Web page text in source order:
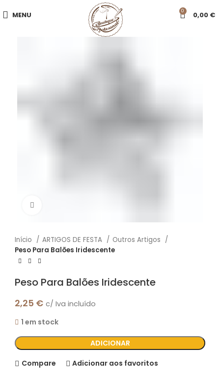
MENU 0 0,00 €
Início ARTIGOS DE FESTA
Outros Artigos
Peso Para Balões Iridescente
Peso Para Balões Iridescente
2,25 € c/ Iva incluído
1 em stock
ADICIONAR
Compare Adicionar aos favoritos